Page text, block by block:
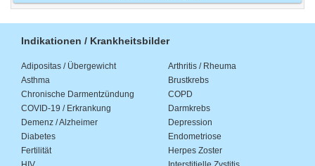
Indikationen / Krankheitsbilder
Adipositas / Übergewicht
Arthritis / Rheuma
Asthma
Brustkrebs
Chronische Darmentzündung
COPD
COVID-19 / Erkrankung
Darmkrebs
Demenz / Alzheimer
Depression
Diabetes
Endometriose
Fertilität
Herpes Zoster